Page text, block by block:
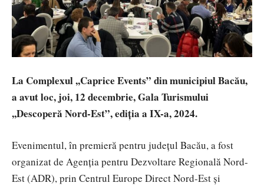
La Complexul ,,Caprice Events” din municipiul Bacău,
a avut loc, joi, 12 decembrie, Gala Turismului
,,Descoperă Nord-Est”, ediția a IX-a, 2024.
Evenimentul, în premieră pentru județul Bacău, a fost
organizat de Agenția pentru Dezvoltare Regională Nord-
Est (ADR), prin Centrul Europe Direct Nord-Est și